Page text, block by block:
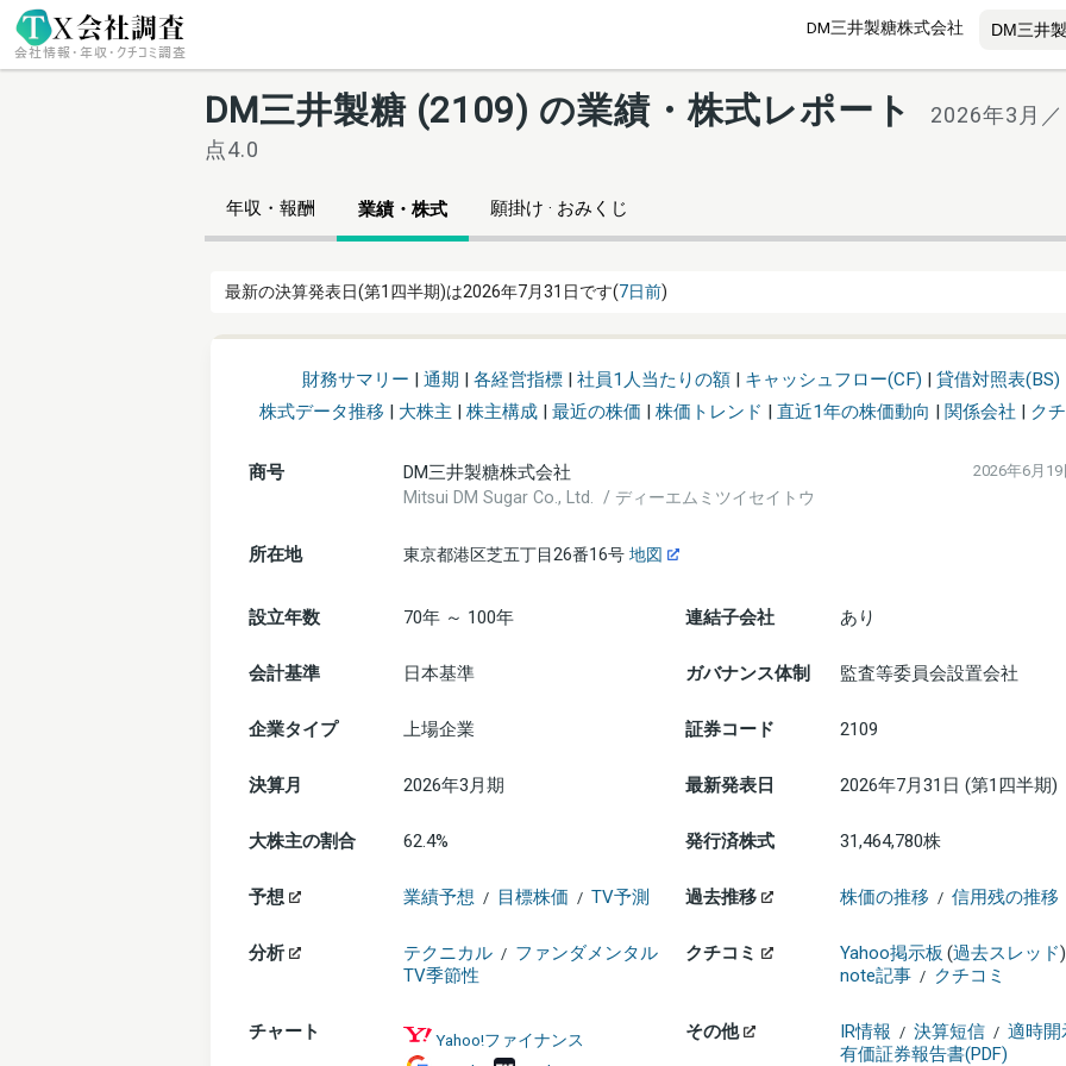
DM三井製糖株式会社
DM三井製糖 (2109) の業績・株式レポート
2026年3月
点4.0
年収・報酬 業績・株式 願掛け · おみくじ
最新の決算発表日(第1四半期)は2026年7月31日です(7日前)
財務サマリー | 通期 | 各経営指標| 社員1人当たりの額| キャッシュフロー(CF) | 貸借対照表(BS)
株式データ推移 | 大株主 | 株主構成 | 最近の株価 | 株価トレンド | 直近1年の株価動向 | 関係会社 | ク
商号 DM三井製糖株式会社
Mitsui DM Sugar Co., Ltd. / ディーエムミツイセイトウ
2026年6月
所在地 東京都港区芝五丁目26番16号 地図
設立年数 70年 ～ 100年 連結子会社 あり
会計基準 日本基準 ガバナンス体制 監査等委員会設置会社
企業タイプ 上場企業 証券コード 2109
決算月 2026年3月期 最新発表日 2026年7月31日 (第1四半期)
大株主の割合 62.4% 発行済株式 31,464,780株
予想 業績予想 / 目標株価 / TV予測 過去推移 株価の推移 / 信用残の推移
分析 テクニカル / ファンダメンタル
TV季節性
クチコミ Yahoo掲示板 (過去スレッド)
note記事 / クチコミ
チャート
Yahoo!ファイナンス
その他 IR情報 / 決算短信 / 適時開
有価証券報告書(PDF)